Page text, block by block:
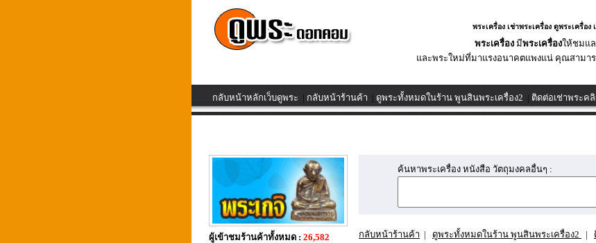
พระเครื่อง เช่าพระเครื่อง ดูพระเครื่อ
พระเครื่อง มีพระเครื่องให้ชมแ
และพระใหม่ที่มาแรงอนาคตแพงแน่ คุณสามา
กลับหน้าหลักเว็บดูพระ | กลับหน้าร้านค้า | ดูพระทั้งหมดในร้าน พูนสินพระเครื่อง2 | ติดต่อเช่าพระค
ผู้เข้าชมร้านค้าทั้งหมด : 26,582
ค้นหาพระเครื่อง หนังสือ วัตถุมงคลอื่นๆ :
กลับหน้าร้านค้า | ดูพระทั้งหมดในร้าน พูนสินพระเครื่อง2 |